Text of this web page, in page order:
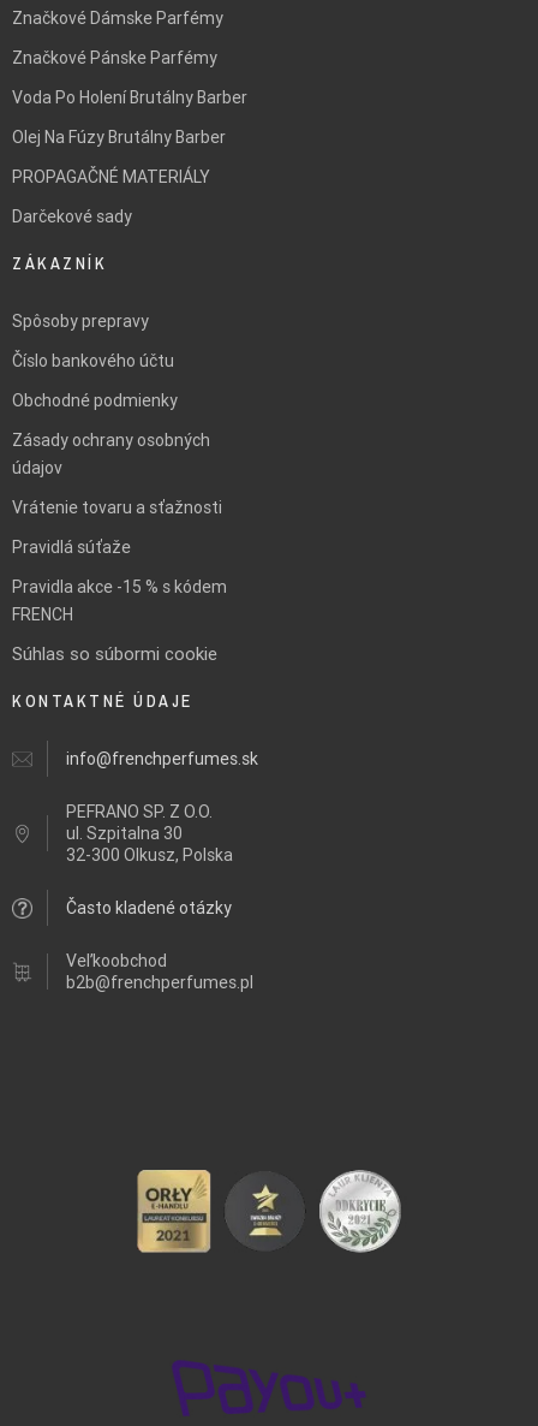
Značkové Dámske Parfémy
Značkové Pánske Parfémy
Voda Po Holení Brutálny Barber
Olej Na Fúzy Brutálny Barber
PROPAGAČNÉ MATERIÁLY
Darčekové sady
ZÁKAZNÍK
Spôsoby prepravy
Číslo bankového účtu
Obchodné podmienky
Zásady ochrany osobných
údajov
Vrátenie tovaru a sťažnosti
Pravidlá súťaže
Pravidla akce -15 % s kódem
FRENCH
Súhlas so súbormi cookie
KONTAKTNÉ ÚDAJE
info@frenchperfumes.sk
PEFRANO SP. Z O.O.
ul. Szpitalna 30
32-300 Olkusz, Polska
Často kladené otázky
Veľkoobchod
b2b@frenchperfumes.pl